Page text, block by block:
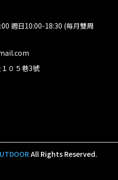
週日10:00-18:30 (每月雙周
０５巷3號
All Rights Reserved.